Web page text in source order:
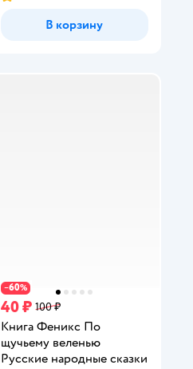
В корзину
−60%
40 ₽ 100 ₽
Книга Феникс По
щучьему веленью
Русские народные сказки